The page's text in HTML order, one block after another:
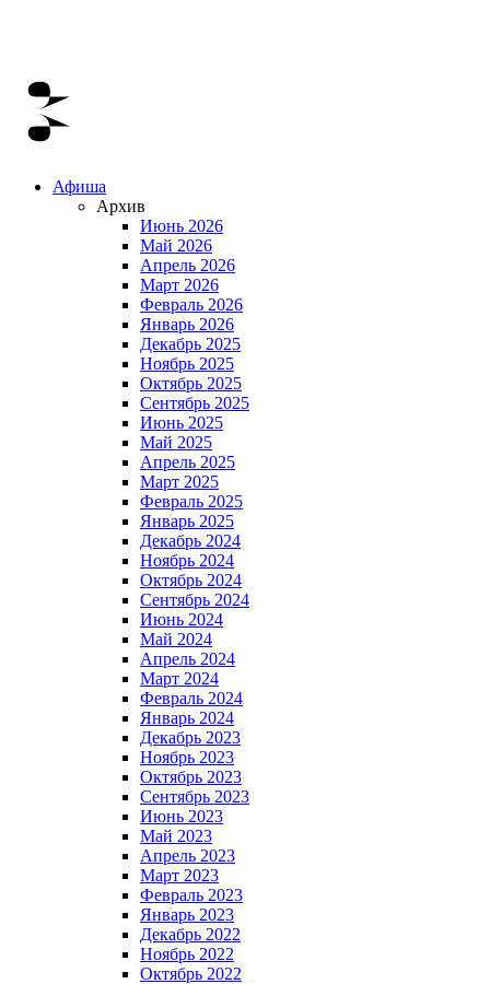
Афиша
Архив
Июнь 2026
Май 2026
Апрель 2026
Март 2026
Февраль 2026
Январь 2026
Декабрь 2025
Ноябрь 2025
Октябрь 2025
Сентябрь 2025
Июнь 2025
Май 2025
Апрель 2025
Март 2025
Февраль 2025
Январь 2025
Декабрь 2024
Ноябрь 2024
Октябрь 2024
Сентябрь 2024
Июнь 2024
Май 2024
Апрель 2024
Март 2024
Февраль 2024
Январь 2024
Декабрь 2023
Ноябрь 2023
Октябрь 2023
Сентябрь 2023
Июнь 2023
Май 2023
Апрель 2023
Март 2023
Февраль 2023
Январь 2023
Декабрь 2022
Ноябрь 2022
Октябрь 2022